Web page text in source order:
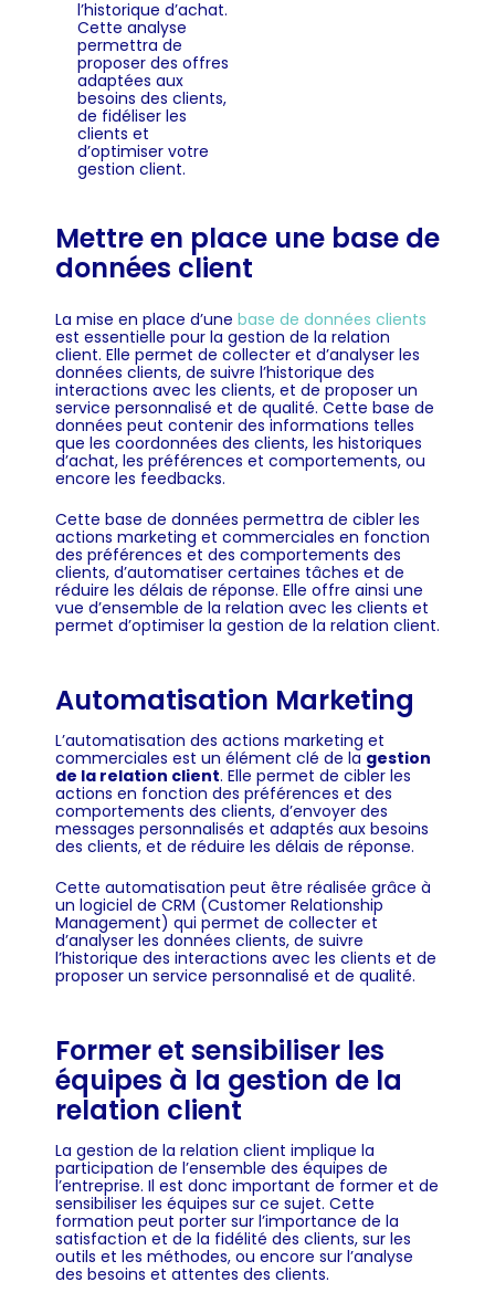
l’historique d’achat.
Cette analyse
permettra de
proposer des offres
adaptées aux
besoins des clients,
de fidéliser les
clients et
d’optimiser votre
gestion client.
Mettre en place une base de
données client
La mise en place d’une base de données clients
est essentielle pour la gestion de la relation
client. Elle permet de collecter et d’analyser les
données clients, de suivre l’historique des
interactions avec les clients, et de proposer un
service personnalisé et de qualité. Cette base de
données peut contenir des informations telles
que les coordonnées des clients, les historiques
d’achat, les préférences et comportements, ou
encore les feedbacks.
Cette base de données permettra de cibler les
actions marketing et commerciales en fonction
des préférences et des comportements des
clients, d’automatiser certaines tâches et de
réduire les délais de réponse. Elle offre ainsi une
vue d’ensemble de la relation avec les clients et
permet d’optimiser la gestion de la relation client.
Automatisation Marketing
L’automatisation des actions marketing et
commerciales est un élément clé de la gestion
de la relation client. Elle permet de cibler les
actions en fonction des préférences et des
comportements des clients, d’envoyer des
messages personnalisés et adaptés aux besoins
des clients, et de réduire les délais de réponse.
Cette automatisation peut être réalisée grâce à
un logiciel de CRM (Customer Relationship
Management) qui permet de collecter et
d’analyser les données clients, de suivre
l’historique des interactions avec les clients et de
proposer un service personnalisé et de qualité.
Former et sensibiliser les
équipes à la gestion de la
relation client
La gestion de la relation client implique la
participation de l’ensemble des équipes de
l’entreprise. Il est donc important de former et de
sensibiliser les équipes sur ce sujet. Cette
formation peut porter sur l’importance de la
satisfaction et de la fidélité des clients, sur les
outils et les méthodes, ou encore sur l’analyse
des besoins et attentes des clients.